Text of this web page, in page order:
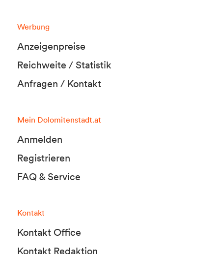
Werbung
Anzeigenpreise
Reichweite / Statistik
Anfragen / Kontakt
Mein Dolomitenstadt.at
Anmelden
Registrieren
FAQ & Service
Kontakt
Kontakt Office
Kontakt Redaktion